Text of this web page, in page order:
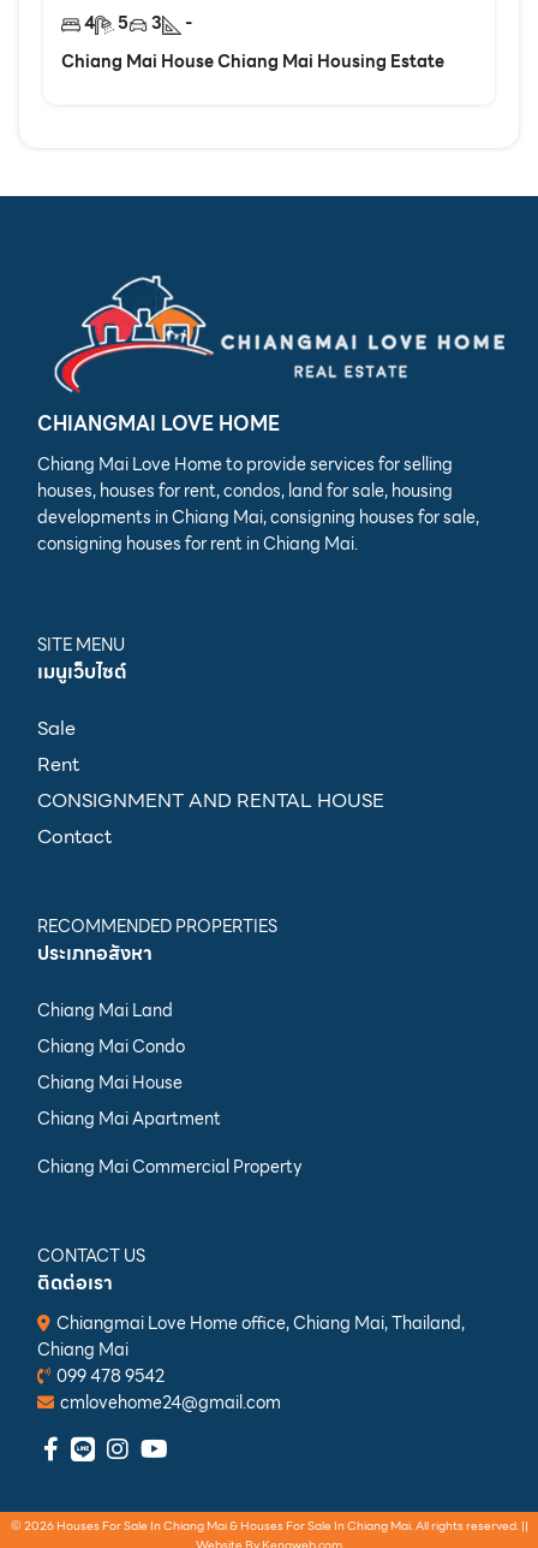
4 5 3
-
Chiang Mai House Chiang Mai Housing Estate
CHIANGMAI LOVE HOME
Chiang Mai Love Home to provide services for selling
houses, houses for rent, condos, land for sale, housing
developments in Chiang Mai, consigning houses for sale,
consigning houses for rent in Chiang Mai.
SITE MENU
เมนูเว็บไซต์
Sale
Rent
CONSIGNMENT AND RENTAL HOUSE
Contact
RECOMMENDED PROPERTIES
ประเภทอสังหา
Chiang Mai Land
Chiang Mai Condo
Chiang Mai House
Chiang Mai Apartment
Chiang Mai Commercial Property
CONTACT US
ติดต่อเรา
Chiangmai Love Home office, Chiang Mai, Thailand,
Chiang Mai
099 478 9542
cmlovehome24@gmail.com
© 2026 Houses For Sale In Chiang Mai & Houses For Sale In Chiang Mai. All rights reserved. ||